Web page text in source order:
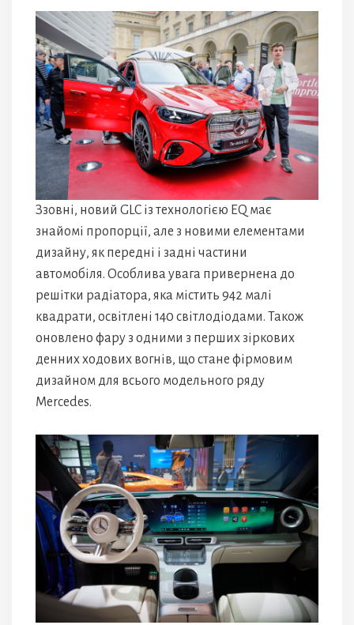
Ззовні, новий GLC із технологією EQ має
знайомі пропорції, але з новими елементами
дизайну, як передні і задні частини
автомобіля. Особлива увага привернена до
решітки радіатора, яка містить 942 малі
квадрати, освітлені 140 світлодіодами. Також
оновлено фару з одними з перших зіркових
денних ходових вогнів, що стане фірмовим
дизайном для всього модельного ряду
Mercedes.